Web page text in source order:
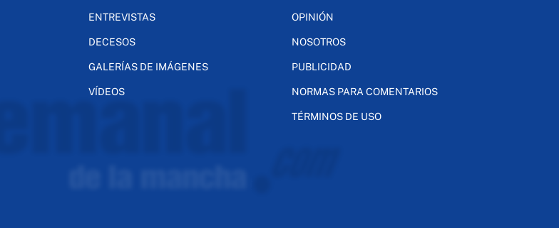
ENTREVISTAS
DECESOS
GALERÍAS DE IMÁGENES
VÍDEOS
OPINIÓN
NOSOTROS
PUBLICIDAD
NORMAS PARA COMENTARIOS
TÉRMINOS DE USO